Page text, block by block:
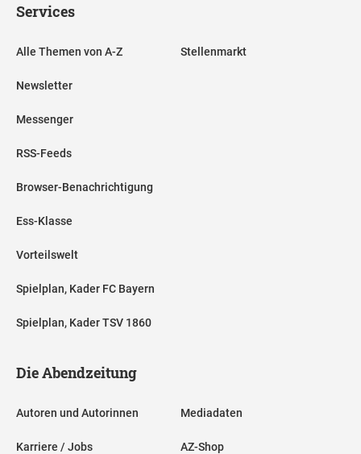
Services
Alle Themen von A-Z
Newsletter
Messenger
RSS-Feeds
Browser-Benachrichtigung
Ess-Klasse
Vorteilswelt
Spielplan, Kader FC Bayern
Spielplan, Kader TSV 1860
Stellenmarkt
Die Abendzeitung
Autoren und Autorinnen
Karriere / Jobs
Mediadaten
AZ-Shop